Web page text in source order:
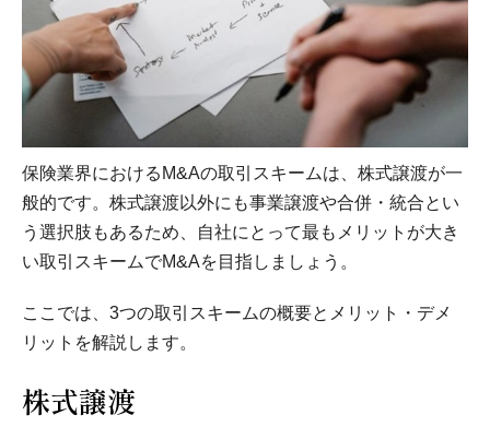
保険業界におけるM&Aの取引スキームは、株式譲渡が一
般的です。株式譲渡以外にも事業譲渡や合併・統合とい
う選択肢もあるため、自社にとって最もメリットが大き
い取引スキームでM&Aを目指しましょう。
ここでは、3つの取引スキームの概要とメリット・デメ
リットを解説します。
株式譲渡